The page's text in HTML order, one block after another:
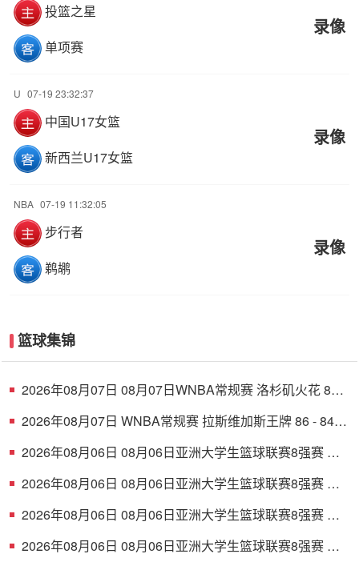
投篮之星
单项赛
录像
U 07-19 23:32:37
中国U17女篮
新西兰U17女篮
录像
NBA 07-19 11:32:05
步行者
鹈鹕
录像
篮球集锦
2026年08月07日 08月07日WNBA常规赛 洛杉矶火花 89 -
2026年08月07日 WNBA常规赛 拉斯维加斯王牌 86 - 84
2026年08月06日 08月06日亚洲大学生篮球联赛8强赛 清
2026年08月06日 08月06日亚洲大学生篮球联赛8强赛 早
2026年08月06日 08月06日亚洲大学生篮球联赛8强赛 北
2026年08月06日 08月06日亚洲大学生篮球联赛8强赛 延